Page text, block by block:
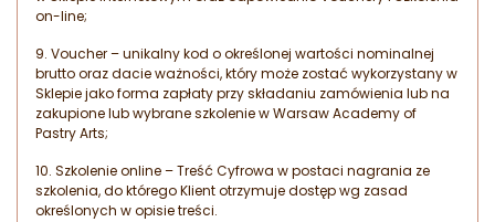
on-line;
9. Voucher – unikalny kod o określonej wartości nominalnej
brutto oraz dacie ważności, który może zostać wykorzystany w
Sklepie jako forma zapłaty przy składaniu zamówienia lub na
zakupione lub wybrane szkolenie w Warsaw Academy of
Pastry Arts;
10. Szkolenie online – Treść Cyfrowa w postaci nagrania ze
szkolenia, do którego Klient otrzymuje dostęp wg zasad
określonych w opisie treści.